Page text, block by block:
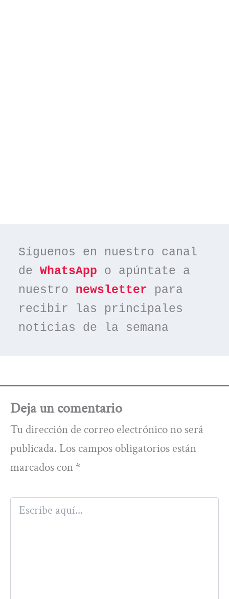
Síguenos en nuestro canal
de WhatsApp o apúntate a
nuestro newsletter para
recibir las principales
noticias de la semana
Deja un comentario
Tu dirección de correo electrónico no será
publicada. Los campos obligatorios están
marcados con *
Escribe
aquí...